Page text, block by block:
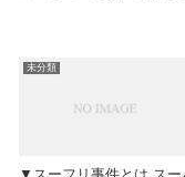
未分類